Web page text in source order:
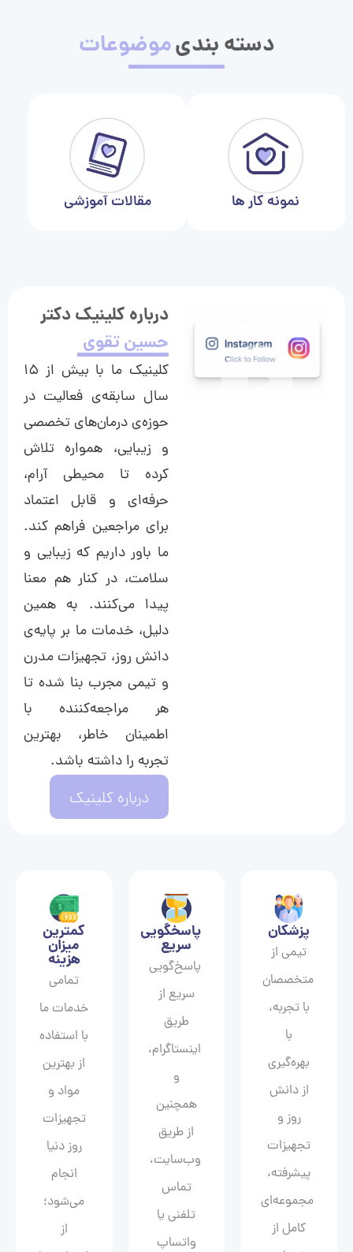
دسته بندیموضوعات
نمونه کار ها مقالات آموزشی
درباره کلینیک دکتر
حسین تقوی
کلینیک ما با بیش از ۱۵
سال سابقه‌ی فعالیت در
حوزه‌ی درمان‌های تخصصی
و زیبایی، همواره تلاش
کرده تا محیطی آرام،
حرفه‌ای و قابل اعتماد
برای مراجعین فراهم کند.
ما باور داریم که زیبایی و
سلامت، در کنار هم معنا
پیدا می‌کنند. به همین
دلیل، خدمات ما بر پایه‌ی
دانش روز، تجهیزات مدرن
و تیمی مجرب بنا شده تا
هر مراجعه‌کننده با
اطمینان خاطر، بهترین
تجربه را داشته باشد.
درباره کلینیک
پزشکان
تیمی از
متخصصان
با تجربه،
با
بهره‌گیری
از دانش
روز و
تجهیزات
پیشرفته،
مجموعه‌ای
کامل از
پاسخگویی
سریع
پاسخ‌گویی
سریع از
طریق
اینستاگرام،
و
همچنین
از طریق
وب‌سایت،
تماس
تلفنی یا
واتساپ
کمترین
میزان
هزینه
تمامی
خدمات ما
با استفاده
از بهترین
مواد و
تجهیزات
روز دنیا
انجام
می‌شود؛
از